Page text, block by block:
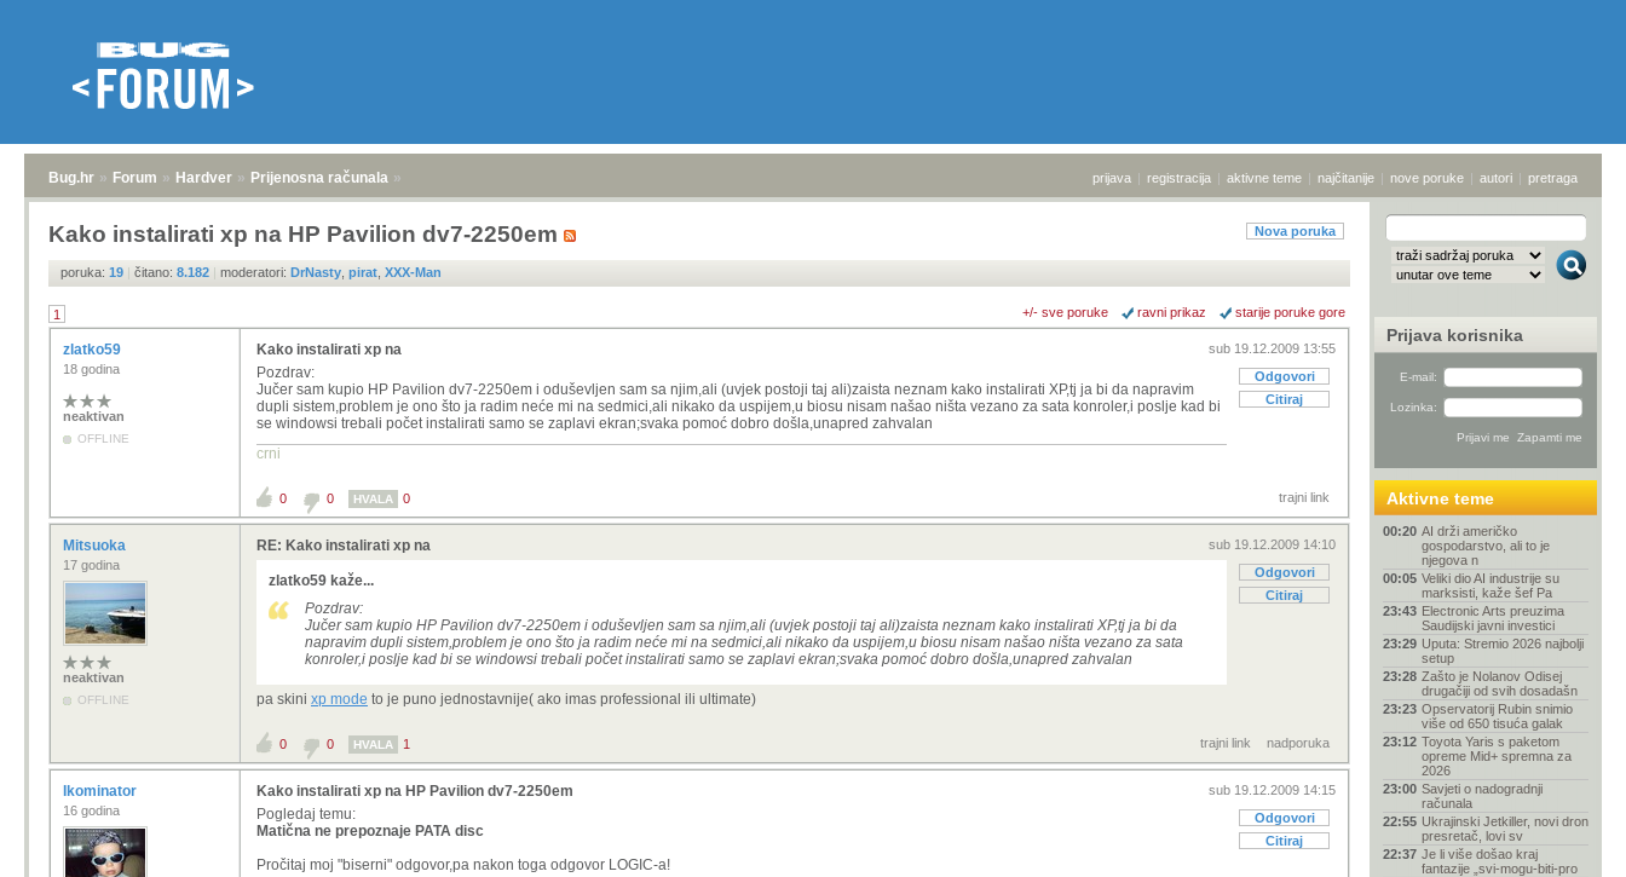
Bug.hr » Forum » Hardver » Prijenosna računala » prijava | registracija | aktivne teme | najčitanije | nove poruke | autori | pretraga
Nova poruka
Kako instalirati xp na HP Pavilion dv7-2250em
poruka: 19 | čitano: 8.182 | moderatori: DrNasty pirat XXX-Man
1 +/- sve poruke ravni prikaz starije poruke gore
zlatko59
18 godina
neaktivan
OFFLINE
sub 19.12.2009 13:55
Odgovori
Citiraj
Kako instalirati xp na
Pozdrav:
Jučer sam kupio HP Pavilion dv7-2250em i oduševljen sam sa njim,ali (uvjek postoji taj ali)zaista neznam kako instalirati XP,tj ja bi da napravim
dupli sistem,problem je ono što ja radim neće mi na sedmici,ali nikako da uspijem,u biosu nisam našao ništa vezano za sata konroler,i poslje kad bi
se windowsi trebali počet instalirati samo se zaplavi ekran;svaka pomoć dobro došla,unapred zahvalan
crni
trajni link
0 0 HVALA 0
Mitsuoka
17 godina
neaktivan
OFFLINE
sub 19.12.2009 14:10
Odgovori
Citiraj
RE: Kako instalirati xp na
zlatko59 kaže...
Pozdrav:
Jučer sam kupio HP Pavilion dv7-2250em i oduševljen sam sa njim,ali (uvjek postoji taj ali)zaista neznam kako instalirati XP,tj ja bi da
napravim dupli sistem,problem je ono što ja radim neće mi na sedmici,ali nikako da uspijem,u biosu nisam našao ništa vezano za sata
konroler,i poslje kad bi se windowsi trebali počet instalirati samo se zaplavi ekran;svaka pomoć dobro došla,unapred zahvalan
pa skini xp mode to je puno jednostavnije( ako imas professional ili ultimate)
trajni link nadporuka
0 0 HVALA 1
Ikominator
16 godina
sub 19.12.2009 14:15
Odgovori
Citiraj
Kako instalirati xp na HP Pavilion dv7-2250em
Pogledaj temu:
Matična ne prepoznaje PATA disc
Pročitaj moj "biserni" odgovor,pa nakon toga odgovor LOGIC-a!
Prijava korisnika
E-mail:
Lozinka:
Aktivne teme
00:20 AI drži američko
gospodarstvo, ali to je
njegova n
00:05 Veliki dio AI industrije su
marksisti, kaže šef Pa
23:43 Electronic Arts preuzima
Saudijski javni investici
23:29 Uputa: Stremio 2026 najbolji
setup
23:28 Zašto je Nolanov Odisej
drugačiji od svih dosadašn
23:23 Opservatorij Rubin snimio
više od 650 tisuća galak
23:12 Toyota Yaris s paketom
opreme Mid+ spremna za
2026
23:00 Savjeti o nadogradnji
računala
22:55 Ukrajinski Jetkiller, novi dron
presretač, lovi sv
22:37 Je li više došao kraj
fantazije „svi-mogu-biti-pro